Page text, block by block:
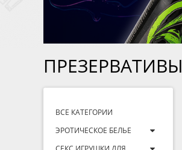
ПРЕЗЕРВАТИВЫ
ВСЕ КАТЕГОРИИ
ЭРОТИЧЕСКОЕ БЕЛЬЕ